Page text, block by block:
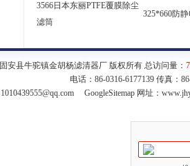
3566日本东丽PTFE覆膜除尘
滤筒
325*660防
固安县牛驼镇金胡杨滤清器厂 版权所有 总访问量：
电话：86-0316-6177139 传真：
1010439555@qq.com GoogleSitemap网址：